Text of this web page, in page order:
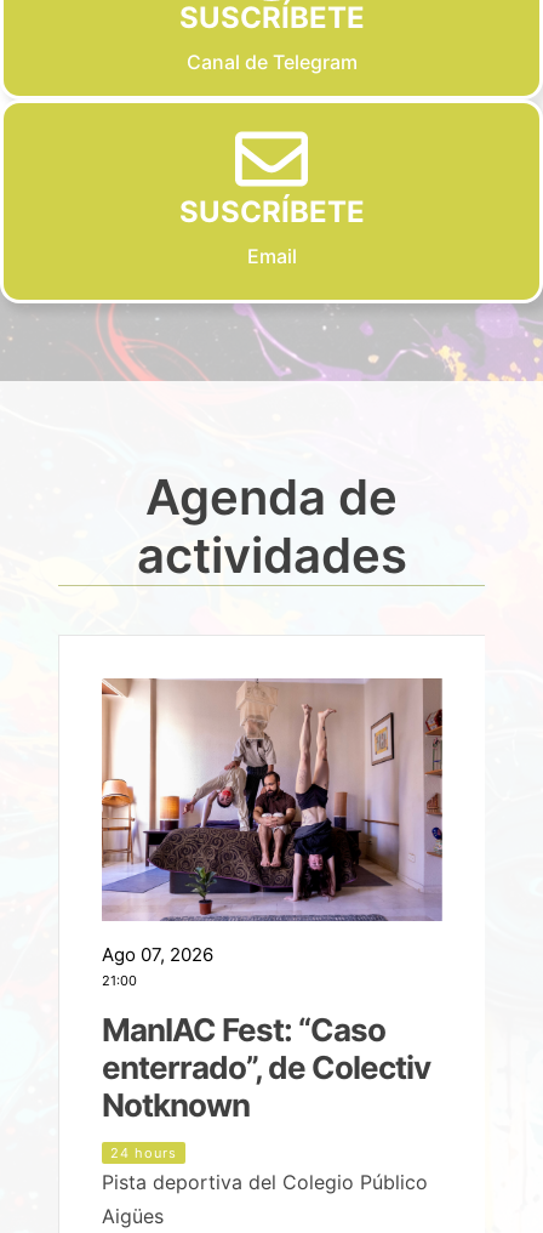
SUSCRÍBETE
Canal de Telegram
SUSCRÍBETE
Email
Agenda de
actividades
Ago 07, 2026
21:00
ManIAC Fest: “Caso
enterrado”, de Colectiv
Notknown
24 hours
Pista deportiva del Colegio Público
Aigües